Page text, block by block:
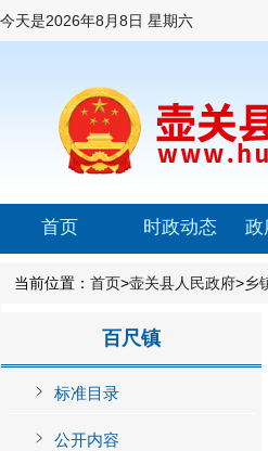
今天是2026年8月8日 星期六
首页 时政动态 政
当前位置： 首页>壶关县人民政府>乡
百尺镇
标准目录
公开内容